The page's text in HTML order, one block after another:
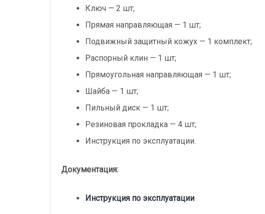
Ключ — 2 шт;
Прямая направляющая — 1 шт;
Подвижный защитный кожух — 1 комплект;
Распорный клин — 1 шт;
Прямоугольная направляющая — 1 шт;
Шайба — 1 шт;
Пильный диск — 1 шт;
Резиновая прокладка — 4 шт;
Инструкция по эксплуатации.
Документация:
Инструкция по эксплуатации